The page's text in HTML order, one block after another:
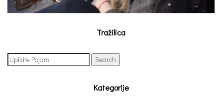
Tražilica
Search
for:
Kategorije